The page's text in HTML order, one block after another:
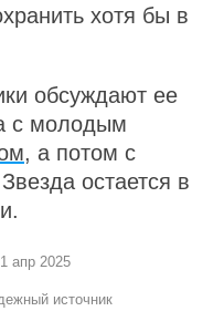
хотя бы в
обсуждают ее
с молодым
, а потом с
остается в
апр 2025
источник